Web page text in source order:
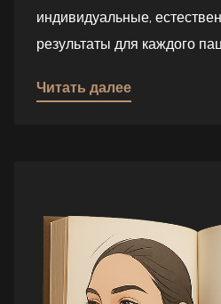
индивидуальные,
результаты для каждого
Читать далее